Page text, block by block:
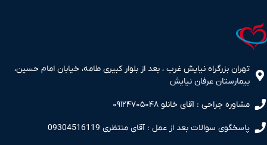
بزرگراه نیایش غرب ، بعد از بلوار کبیری طامه، خیابان امام حسین،
عرفان نیایش
جراحی : آقای خانلو ۰۹۱۲۴۷۰۵۰۴۸
سوالات بعد از عمل : آقای منتظری 09304516119